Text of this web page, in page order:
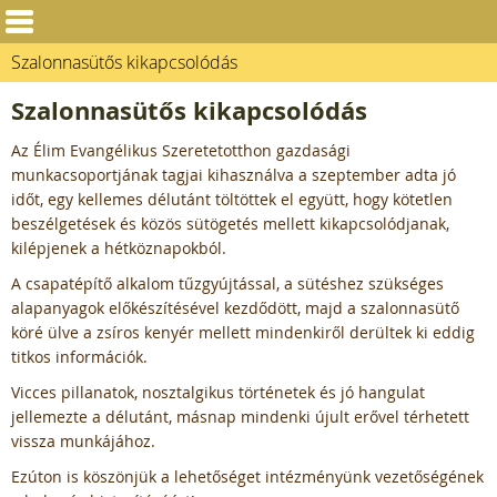
Szalonnasütős kikapcsolódás
Szalonnasütős kikapcsolódás
Az Élim Evangélikus Szeretetotthon gazdasági
munkacsoportjának tagjai kihasználva a szeptember adta jó
időt, egy kellemes délutánt töltöttek el együtt, hogy kötetlen
beszélgetések és közös sütögetés mellett kikapcsolódjanak,
kilépjenek a hétköznapokból.
A csapatépítő alkalom tűzgyújtással, a sütéshez szükséges
alapanyagok előkészítésével kezdődött, majd a szalonnasütő
köré ülve a zsíros kenyér mellett mindenkiről derültek ki eddig
titkos információk.
Vicces pillanatok, nosztalgikus történetek és jó hangulat
jellemezte a délutánt, másnap mindenki újult erővel térhetett
vissza munkájához.
Ezúton is köszönjük a lehetőséget intézményünk vezetőségének